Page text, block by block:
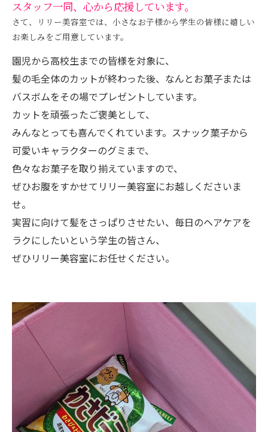
スタッフ一同、心から応援しています。
さて、リリー美容室では、小さなお子様から学生の皆様に嬉しい
お楽しみをご用意しています。
園児から高校生までの皆様を対象に、
髪の毛全体のカットが終わった後、なんとお菓子または
バスボムをその場でプレゼントしています。
カットを頑張ったご褒美として、
みんなとっても喜んでくれています。スナック菓子から
可愛いキャラクターのグミまで、
色々なお菓子を取り揃えていますので、
ぜひお腹をすかせてリリー美容室にお越しくださいま
せ。
実習に向けて髪をさっぱりさせたい、毎日のヘアケアを
ラクにしたいという学生の皆さん、
ぜひリリー美容室にお任せください。